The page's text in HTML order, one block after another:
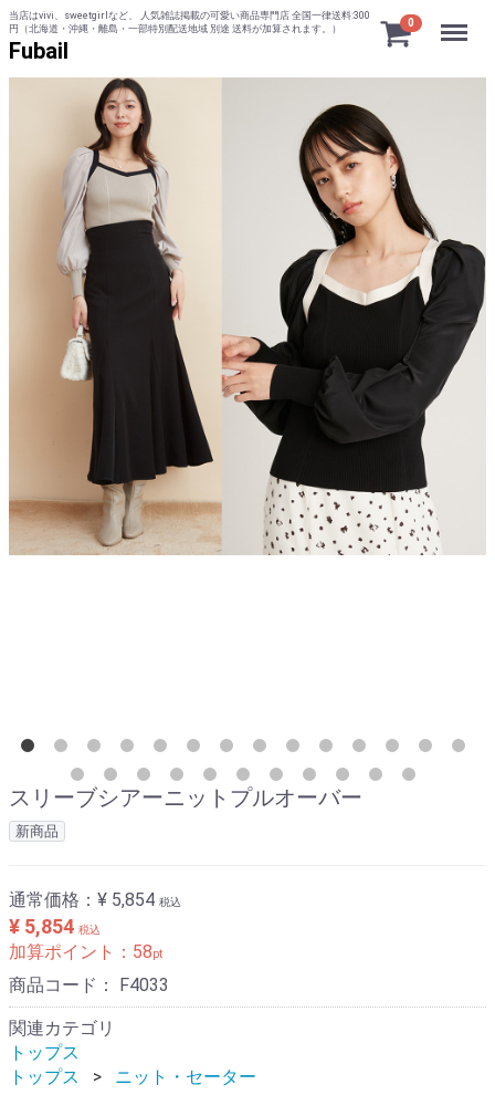
当店はvivi、sweetgirlなど、 人気雑誌掲載の可愛い商品専門店 全国一律送料:300
円（北海道・沖縄・離島・一部特別配送地域 別途 送料が加算されます。）
Fubail
0 Menu
スリーブシアーニットプルオーバー
新商品
通常価格： ¥ 5,854 税込
¥ 5,854 税込
加算ポイント： 58pt
商品コード： F4033
関連カテゴリ
トップス
トップス
ニット・セーター